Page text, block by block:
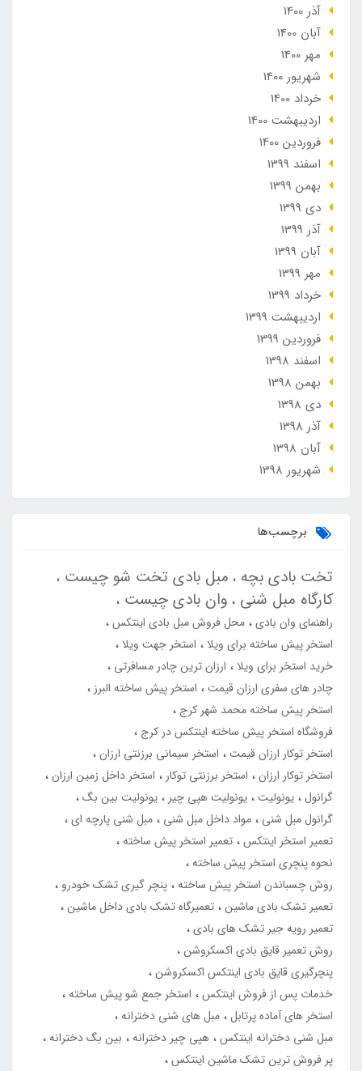
آذر 1400
آبان 1400
مهر 1400
شهریور 1400
خرداد 1400
ارديبهشت 1400
فروردین 1400
اسفند 1399
بهمن 1399
دی 1399
آذر 1399
آبان 1399
مهر 1399
خرداد 1399
ارديبهشت 1399
فروردین 1399
اسفند 1398
بهمن 1398
دی 1398
آذر 1398
آبان 1398
شهریور 1398
برچسب‌ها
تخت بادی بچه مبل بادی تخت شو چیست
کارگاه مبل شنی وان بادی چیست
راهنمای وان بادی محل فروش مبل بادی اینتکس
استخر پیش ساخته برای ویلا
استخر جهت ویلا
خرید استخر برای ویلا
ارزان ترین چادر مسافرتی
چادر های سفری ارزان قیمت
استخر پیش ساخته البرز
استخر پیش ساخته محمد شهر کرج
فروشگاه استخر پیش ساخته اینتکس در کرج
استخر توکار ارزان قیمت
استخر سیمانی برزنتی ارزان
استخر توکار ارزان
استخر برزنتی توکار
استخر داخل زمین ارزان
گرانول یونولیت یونولیت هپی چیر
یونولیت بین بگ
گرانول مبل شنی
مواد داخل مبل شنی
مبل شنی پارچه ای
تعمیر استخر اینتکس تعمیر استخر پیش ساخته
نحوه پنچری استخر پیش ساخته
روش چسباندن استخر پیش ساخته پنچر گیری تشک خودرو
تعمیر تشک بادی ماشین تعمیرگاه تشک بادی داخل ماشین
تعمیر رویه جیر تشک های بادی
روش تعمیر قایق بادی اکسکروشن
پنچرگیری قایق بادی اینتکس اکسکروشن
خدمات پس از فروش اینتکس
استخر جمع شو پیش ساخته
استخر های آماده پرتابل مبل های شنی دخترانه
مبل شنی دخترانه اینتکس هپی چیر دخترانه
بین بگ دخترانه
پر فروش ترین تشک ماشین اینتکس